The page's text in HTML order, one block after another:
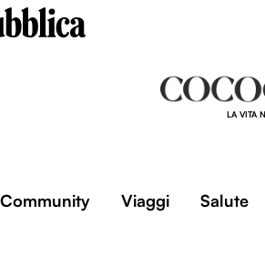
LA VITA
Community Viaggi Salute